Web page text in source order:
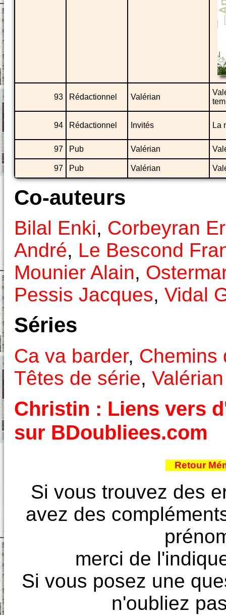
93 Rédactionnel Valérian
94 Rédactionnel Invités La
97 Pub Valérian
97 Pub Valérian
Co-auteurs
Bilal Enki, Corbeyran
André, Le Bescond
Mounier Alain,
Pessis Jacques, Vidal
Séries
Ca va barder, Chemins
Têtes de série, Valérian
Christin : Liens vers
sur BDoubliees.com
Retour
Si vous trouvez des
avez des
merci de
Si vous posez une
n'oubliez